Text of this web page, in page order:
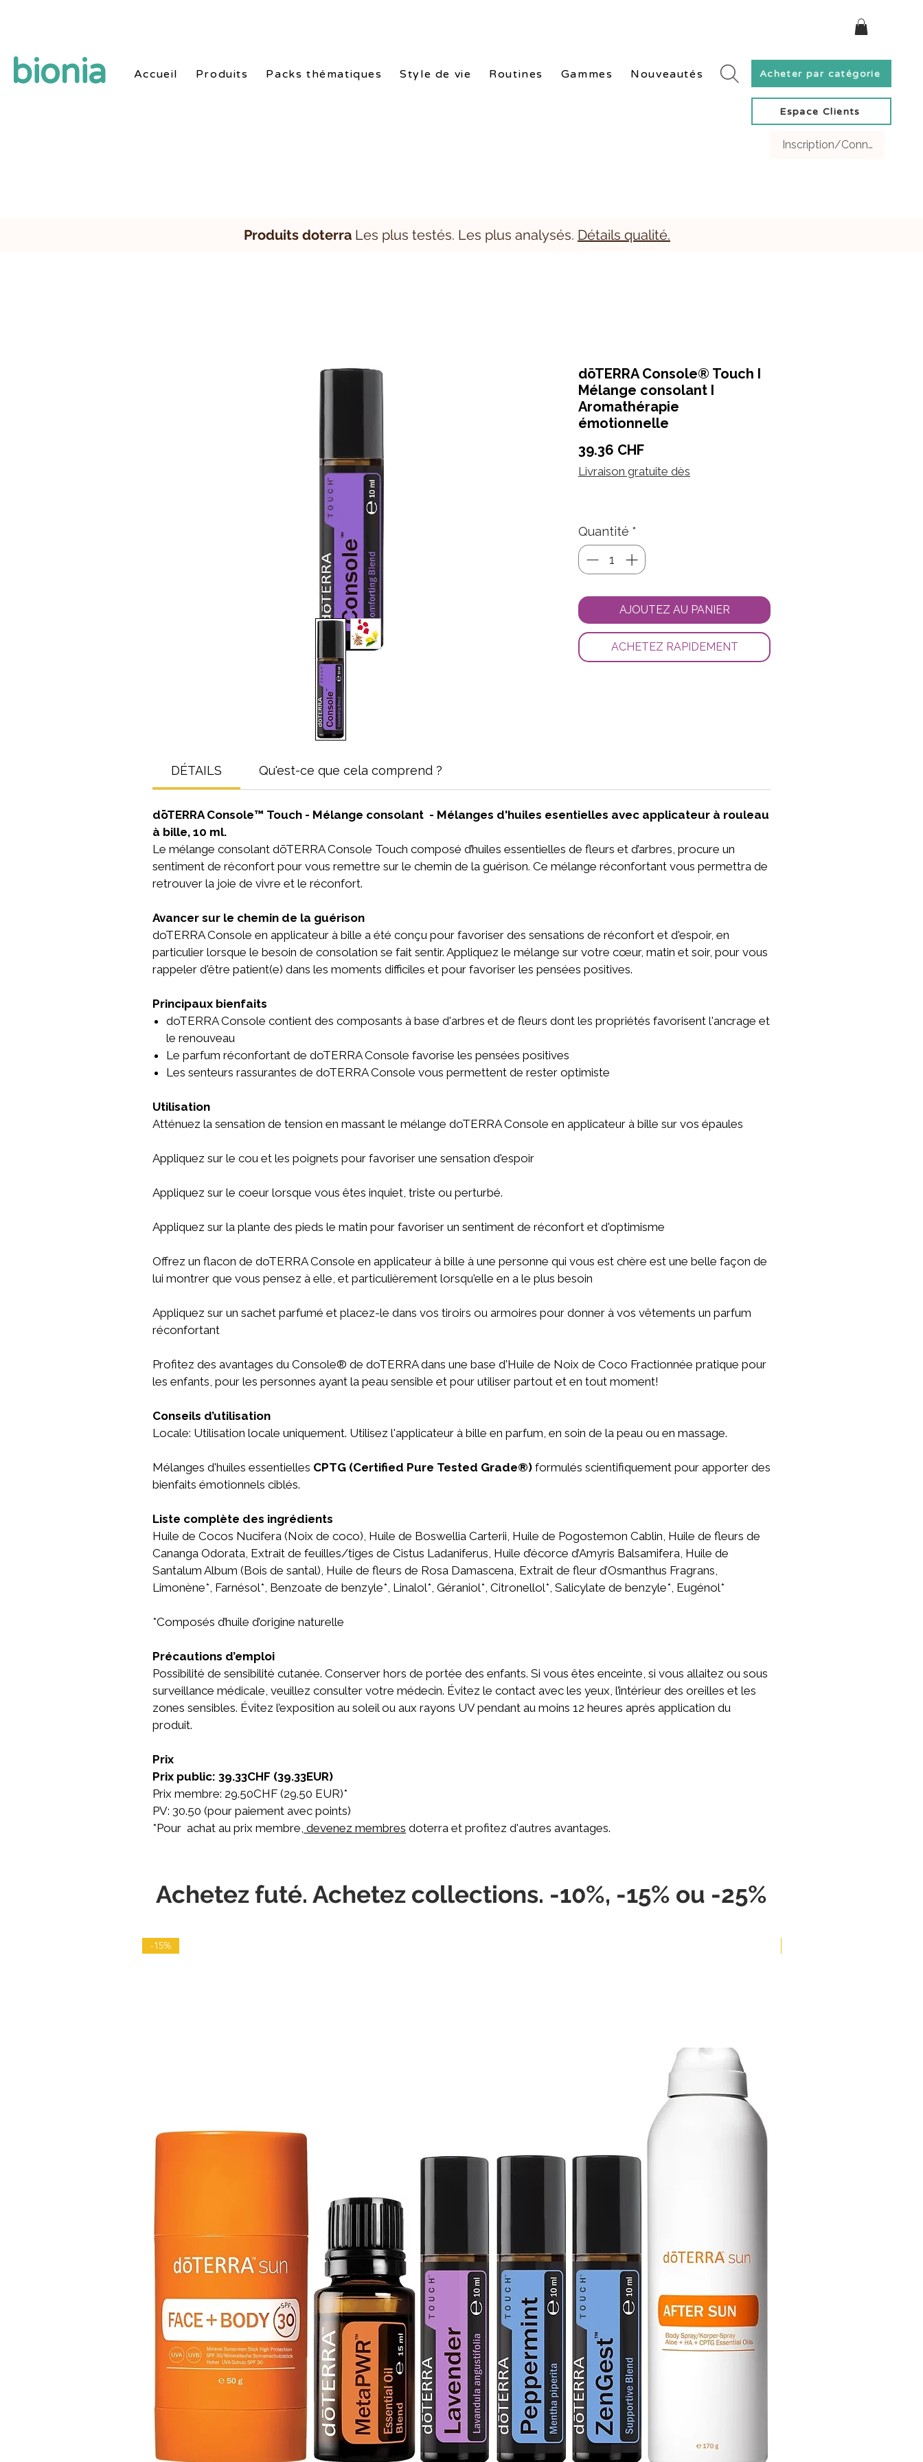
bionia Accueil Produits Packs thématiques Style de vie Routines Gammes Nouveautés Acheter par catégorie
Espace Clients
Inscription/Connexion
Produits doterra Les plus testés. Les plus analysés. Détails qualité.
dōTERRA Console® Touch I
Mélange consolant I
Aromathérapie
émotionnelle
39.36 CHFPrix
Livraison gratuite dès
Quantité *
AJOUTEZ AU PANIER
ACHETEZ RAPIDEMENT
DÉTAILS Qu'est-ce que cela comprend ?
dōTERRA Console™ Touch - Mélange consolant - Mélanges d'huiles esentielles avec applicateur à rouleau
à bille, 10 ml.
Le mélange consolant dōTERRA Console Touch composé d’huiles essentielles de fleurs et d’arbres, procure un
sentiment de réconfort pour vous remettre sur le chemin de la guérison. Ce mélange réconfortant vous permettra de
retrouver la joie de vivre et le réconfort.
Avancer sur le chemin de la guérison
doTERRA Console en applicateur à bille a été conçu pour favoriser des sensations de réconfort et d'espoir, en
particulier lorsque le besoin de consolation se fait sentir. Appliquez le mélange sur votre cœur, matin et soir, pour vous
rappeler d'être patient(e) dans les moments difficiles et pour favoriser les pensées positives.
Principaux bienfaits
doTERRA Console contient des composants à base d'arbres et de fleurs dont les propriétés favorisent l'ancrage et
le renouveau
Le parfum réconfortant de doTERRA Console favorise les pensées positives
Les senteurs rassurantes de doTERRA Console vous permettent de rester optimiste
Utilisation
Atténuez la sensation de tension en massant le mélange doTERRA Console en applicateur à bille sur vos épaules
Appliquez sur le cou et les poignets pour favoriser une sensation d'espoir
Appliquez sur le coeur lorsque vous êtes inquiet, triste ou perturbé.
Appliquez sur la plante des pieds le matin pour favoriser un sentiment de réconfort et d'optimisme
Offrez un flacon de doTERRA Console en applicateur à bille à une personne qui vous est chère est une belle façon de
lui montrer que vous pensez à elle, et particulièrement lorsqu'elle en a le plus besoin
Appliquez sur un sachet parfumé et placez-le dans vos tiroirs ou armoires pour donner à vos vêtements un parfum
réconfortant
Profitez des avantages du Console® de doTERRA dans une base d'Huile de Noix de Coco Fractionnée pratique pour
les enfants, pour les personnes ayant la peau sensible et pour utiliser partout et en tout moment!
Conseils d’utilisation
Locale: Utilisation locale uniquement. Utilisez l'applicateur à bille en parfum, en soin de la peau ou en massage.
Mélanges d'huiles essentielles CPTG (Certified Pure Tested Grade®) formulés scientifiquement pour apporter des
bienfaits émotionnels ciblés.
Liste complète des ingrédients
Huile de Cocos Nucifera (Noix de coco), Huile de Boswellia Carterii, Huile de Pogostemon Cablin, Huile de fleurs de
Cananga Odorata, Extrait de feuilles/tiges de Cistus Ladaniferus, Huile d’écorce d’Amyris Balsamifera, Huile de
Santalum Album (Bois de santal), Huile de fleurs de Rosa Damascena, Extrait de fleur d’Osmanthus Fragrans,
Limonène*, Farnésol*, Benzoate de benzyle*, Linalol*, Géraniol*, Citronellol*, Salicylate de benzyle*, Eugénol*
*Composés d’huile d’origine naturelle
Précautions d’emploi
Possibilité de sensibilité cutanée. Conserver hors de portée des enfants. Si vous êtes enceinte, si vous allaitez ou sous
surveillance médicale, veuillez consulter votre médecin. Évitez le contact avec les yeux, l’intérieur des oreilles et les
zones sensibles. Évitez l’exposition au soleil ou aux rayons UV pendant au moins 12 heures après application du
produit.
Prix
Prix public: 39.33CHF (39.33EUR)
Prix membre: 29.50CHF (29.50 EUR)*
PV: 30.50 (pour paiement avec points)
*Pour achat au prix membre, devenez membres doterra et profitez d'autres avantages.
Achetez futé. Achetez collections. -10%, -15% ou -25%
-15%